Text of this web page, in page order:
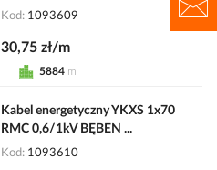
Kod 1093609
30,75 zł/m
5884 m
Kabel energetyczny YKXS 1x70
RMC 0,6/1kV BĘBEN ...
Kod 1093610